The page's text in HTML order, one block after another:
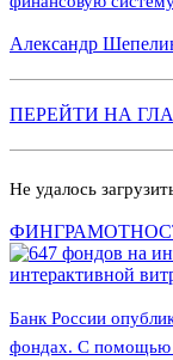
Александр
ПЕРЕЙТИ НА
Не удалось
интерактивной
Банк России
фондах. С помощью